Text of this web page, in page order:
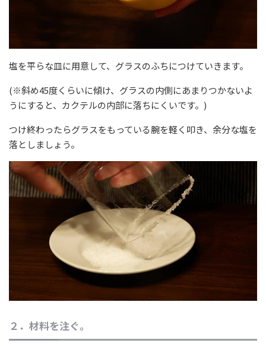
塩を平らな皿に用意して、グラスのふちにつけていきます。
(※斜め45度くらいに傾け、グラスの内側にあまりつかないよ
うにすると、カクテルの内部に落ちにくいです。)
つけ終わったらグラスをもっている腕を軽く叩き、余分な塩を
落としましょう。
２．材料を注ぐ。